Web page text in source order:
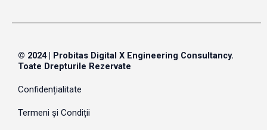
© 2024 | Probitas Digital X Engineering Consultancy.
Toate Drepturile Rezervate
Confidențialitate
Termeni și Condiții